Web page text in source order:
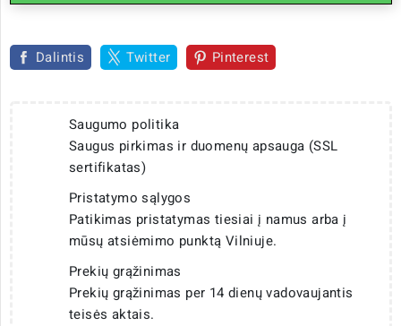
Dalintis Twitter Pinterest
Saugumo politika
Saugus pirkimas ir duomenų apsauga (SSL
sertifikatas)
Pristatymo sąlygos
Patikimas pristatymas tiesiai į namus arba į
mūsų atsiėmimo punktą Vilniuje.
Prekių grąžinimas
Prekių grąžinimas per 14 dienų vadovaujantis
teisės aktais.